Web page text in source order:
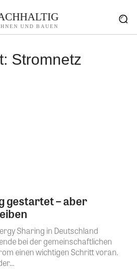
UND BAUEN
Stromnetz
gestartet – aber
Sharing in Deutschland
bei der gemeinschaftlichen
einen wichtigen Schritt voran.